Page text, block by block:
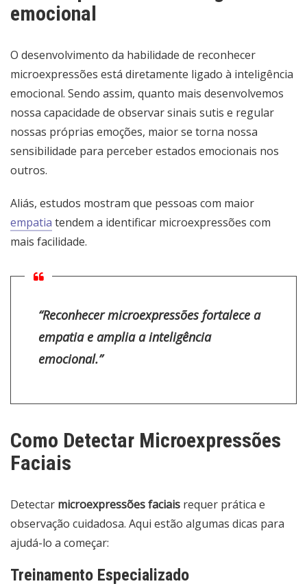
emocional
O desenvolvimento da habilidade de reconhecer
microexpressões está diretamente ligado à inteligência
emocional. Sendo assim, quanto mais desenvolvemos
nossa capacidade de observar sinais sutis e regular
nossas próprias emoções, maior se torna nossa
sensibilidade para perceber estados emocionais nos
outros.
Aliás, estudos mostram que pessoas com maior
empatia tendem a identificar microexpressões com
mais facilidade.
“Reconhecer microexpressões fortalece a
empatia e amplia a inteligência
emocional.”
Como Detectar Microexpressões
Faciais
Detectar microexpressões faciais requer prática e
observação cuidadosa. Aqui estão algumas dicas para
ajudá-lo a começar:
Treinamento Especializado